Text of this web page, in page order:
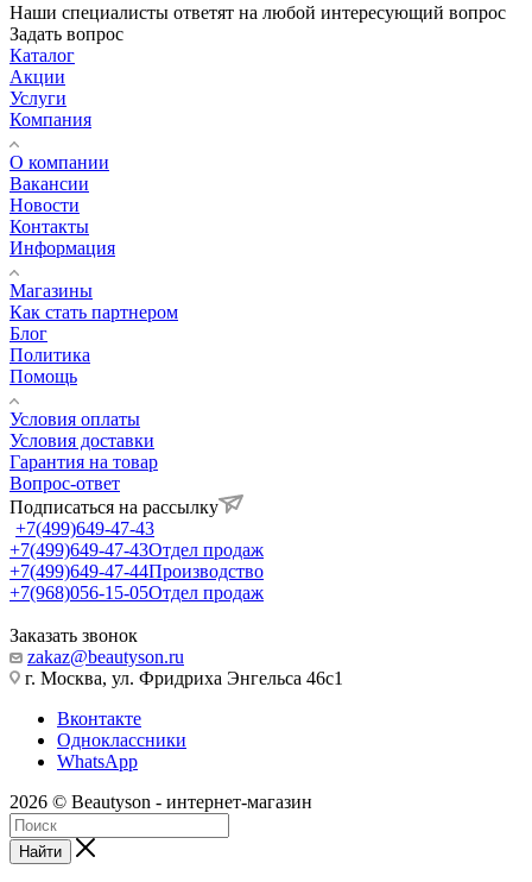
Наши специалисты ответят на любой интересующий вопрос
Задать вопрос
Каталог
Акции
Услуги
Компания
О компании
Вакансии
Новости
Контакты
Информация
Магазины
Как стать партнером
Блог
Политика
Помощь
Условия оплаты
Условия доставки
Гарантия на товар
Вопрос-ответ
Подписаться на рассылку
+7(499)649-47-43
+7(499)649-47-43Отдел продаж
+7(499)649-47-44Производство
+7(968)056-15-05Отдел продаж
Заказать звонок
zakaz@beautyson.ru
г. Москва, ул. Фридриха Энгельса 46с1
Вконтакте
Одноклассники
WhatsApp
2026 © Beautyson - интернет-магазин
Найти